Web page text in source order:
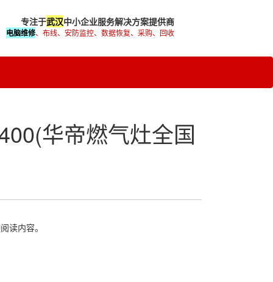
专注于武汉中小企业服务解决方案提供商
电脑维修、布线、安防监控、数据恢复、采购、回收
华帝燃气灶全国
读内容。